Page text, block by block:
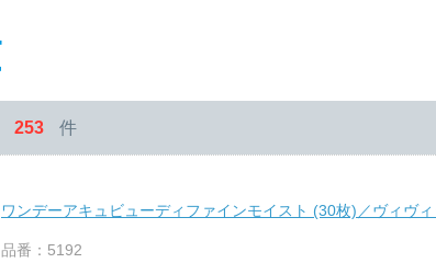
253 件
ワンデーアキュビューディファインモイスト (30枚)／ヴィヴ
品番：5192